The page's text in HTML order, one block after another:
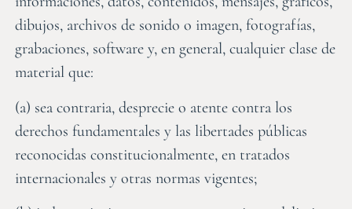
dibujos, archivos de sonido o imagen, fotografías,
grabaciones, software y, en general, cualquier clase de
material que:
(a) sea contraria, desprecie o atente contra los
derechos fundamentales y las libertades públicas
reconocidas constitucionalmente, en tratados
internacionales y otras normas vigentes;